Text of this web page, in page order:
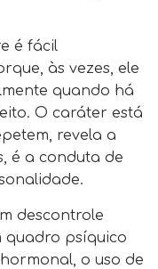
é fácil
às vezes, ele
quando há
O caráter está
revela a
é a conduta de
descontrole
quadro psíquico
o uso de